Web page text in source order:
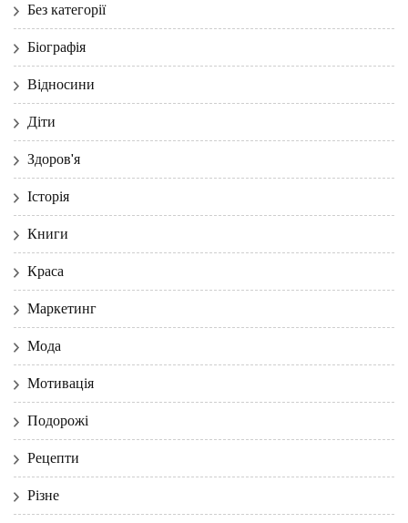
Без категорії
Біографія
Відносини
Діти
Здоров'я
Історія
Книги
Краса
Маркетинг
Мода
Мотивація
Подорожі
Рецепти
Різне